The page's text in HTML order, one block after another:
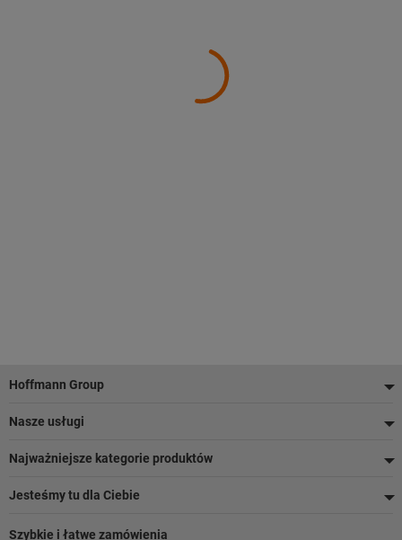
Stopka
Hoffmann Group
Nasze usługi
Najważniejsze kategorie produktów
Jesteśmy tu dla Ciebie
Szybkie i łatwe zamówienia